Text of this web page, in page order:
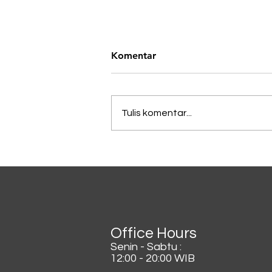
Dicampur Irisan Daun
Komentar
Tulis komentar...
Office Hours
Senin - Sabtu :
12:00 - 20:00 WIB